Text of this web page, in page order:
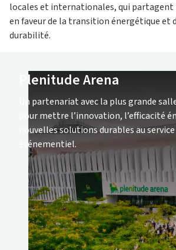
locales et internationales, qui
en faveur de la transition énergétique et
durabilité.
Plenitude Arena
Un partenariat avec la plus grande
pour mettre l’innovation, l’efficacité
nouvelles solutions durables au
événementiel.